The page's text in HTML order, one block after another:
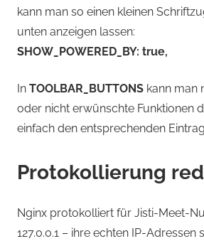
kann man so einen kleinen
unten anzeigen lassen:
SHOW_POWERED_BY: true,
In TOOLBAR_BUTTONS kann man
oder nicht erwünschte Funktionen
einfach den entsprechenden
Protokollierung
Nginx protokolliert für Jisti-Meet-
127.0.0.1 – ihre echten IP-Adressen